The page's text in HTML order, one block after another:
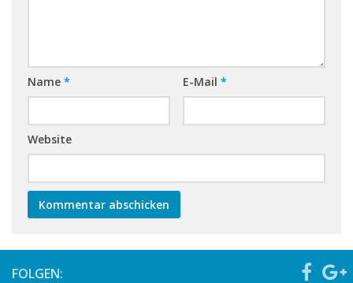
Name * E-Mail *
Website
FOLGEN: